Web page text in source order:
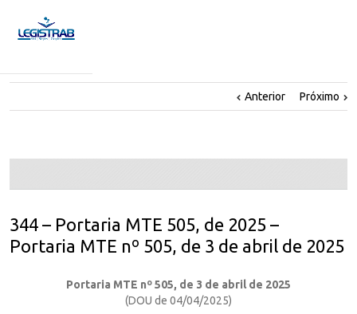
Anterior Próximo
344 – Portaria MTE 505, de 2025 –
Portaria MTE nº 505, de 3 de abril de 2025
Portaria MTE nº 505, de 3 de abril de 2025
(DOU de 04/04/2025)